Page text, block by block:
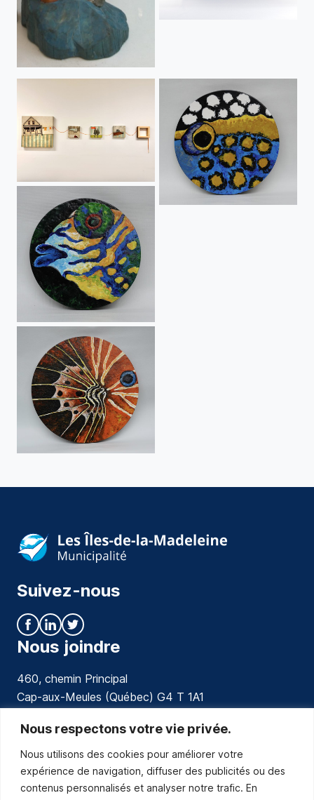
Nous respectons votre vie privée.
Nous utilisons des cookies pour améliorer votre
expérience de navigation, diffuser des publicités ou des
contenus personnalisés et analyser notre trafic. En
Suivez-nous
Nous joindre
460, chemin Principal
Cap-aux-Meules (Québec) G4 T 1A1
communications@muniles.ca
418 986-3100
Composez le 1 en tout temps pour toutes urgences.
Abonnez-vous